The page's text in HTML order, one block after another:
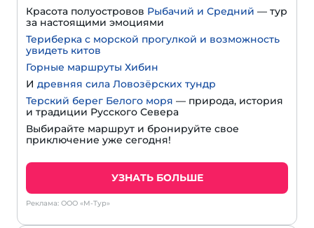
Красота полуостровов Рыбачий и Средний — тур
за настоящими эмоциями
Териберка с морской прогулкой и возможность
увидеть китов
Горные маршруты Хибин
И древняя сила Ловозёрских тундр
Терский берег Белого моря — природа, история
и традиции Русского Севера
Выбирайте маршрут и бронируйте свое
приключение уже сегодня!
УЗНАТЬ БОЛЬШЕ
Реклама: ООО «М-Тур»